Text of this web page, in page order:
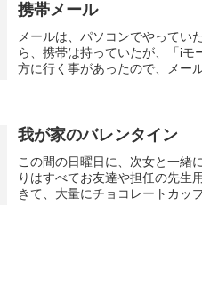
携帯メール
メールは、パソコンでやってい
ら、携帯は持っていたが、「i
方に行く事があったので、メー
我が家のバレンタイン
この間の日曜日に、次女と一緒
りはすべてお友達や担任の先生
きて、大量にチョコレートカッ